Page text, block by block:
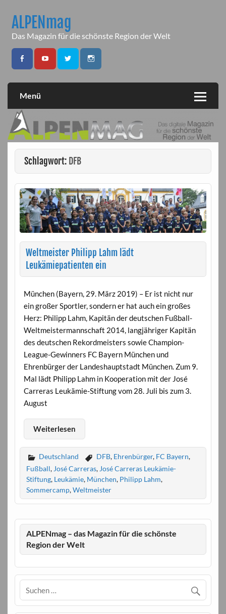
contentALPENmag
Das Magazin für die schönste Region der Welt
Menü
Schlagwort: DFB
Weltmeister Philipp Lahm lädt
Leukämiepatienten ein
München (Bayern, 29. März 2019) – Er ist nicht nur
ein großer Sportler, sondern er hat auch ein großes
Herz: Philipp Lahm, Kapitän der deutschen Fußball-
Weltmeistermannschaft 2014, langjähriger Kapitän
des deutschen Rekordmeisters sowie Champion-
League-Gewinners FC Bayern München und
Ehrenbürger der Landeshauptstadt München. Zum 9.
Mal lädt Philipp Lahm in Kooperation mit der José
Carreras Leukämie-Stiftung vom 28. Juli bis zum 3.
August
Weiterlesen
Deutschland DFB, Ehrenbürger, FC Bayern,
Fußball, José Carreras, José Carreras Leukämie-
Stiftung, Leukämie, München, Philipp Lahm,
Sommercamp,Weltmeister
ALPENmag – das Magazin für die schönste
Region der Welt